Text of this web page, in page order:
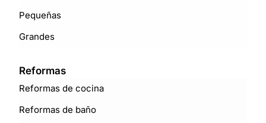
Pequeñas
Grandes
Reformas
Reformas de cocina
Reformas de baño